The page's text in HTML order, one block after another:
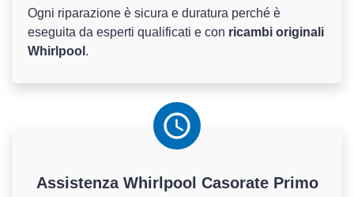
Ogni riparazione è sicura e duratura perché è
eseguita da esperti qualificati e con ricambi originali
Whirlpool .
Assistenza Whirlpool Casorate Primo